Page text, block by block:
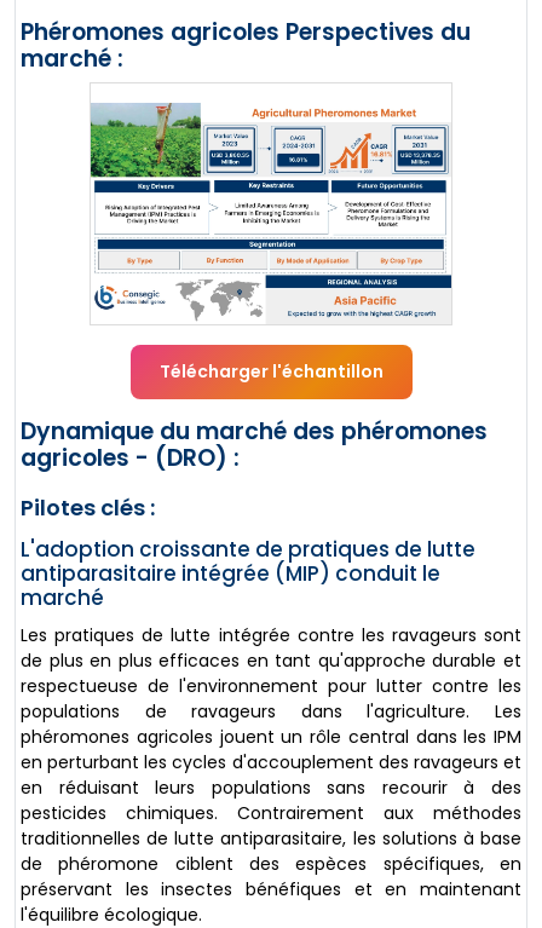
Phéromones agricoles Perspectives du
marché :
Télécharger l'échantillon
Dynamique du marché des phéromones
agricoles - (DRO) :
Pilotes clés :
L'adoption croissante de pratiques de lutte
antiparasitaire intégrée (MIP) conduit le
marché
Les pratiques de lutte intégrée contre les ravageurs sont
de plus en plus efficaces en tant qu'approche durable et
respectueuse de l'environnement pour lutter contre les
populations de ravageurs dans l'agriculture. Les
phéromones agricoles jouent un rôle central dans les IPM
en perturbant les cycles d'accouplement des ravageurs et
en réduisant leurs populations sans recourir à des
pesticides chimiques. Contrairement aux méthodes
traditionnelles de lutte antiparasitaire, les solutions à base
de phéromone ciblent des espèces spécifiques, en
préservant les insectes bénéfiques et en maintenant
l'équilibre écologique.